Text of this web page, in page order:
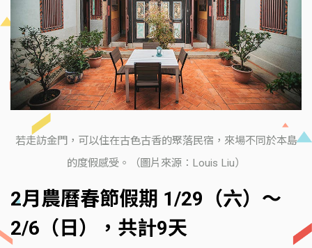
若走訪金門，可以住在古色古香的聚落民宿，來場不同於本島
的度假感受。（圖片來源：Louis Liu）
2月農曆春節假期 1/29（六）～
2/6（日），共計9天